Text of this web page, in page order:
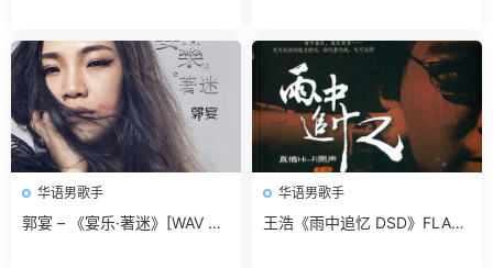
华语男歌手
郭宴 – 《宴乐·著迷》[WAV 无
华语男歌手
王浩《雨中追忆 DSD》FLAC